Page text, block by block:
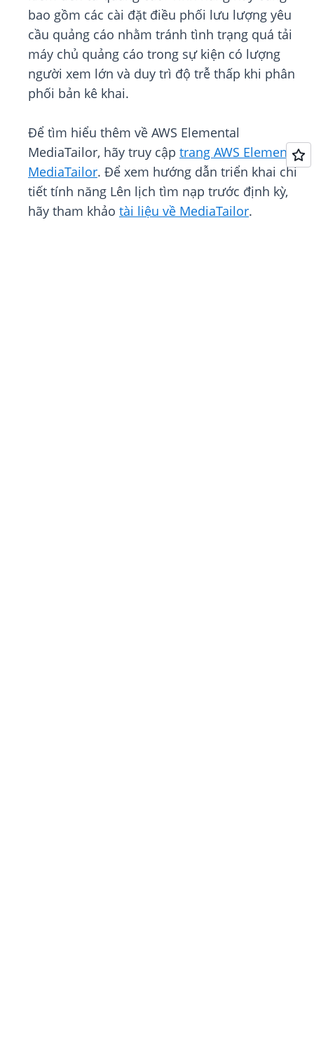
bao gồm các cài đặt điều phối lưu lượng yêu
cầu quảng cáo nhằm tránh tình trạng quá tải
máy chủ quảng cáo trong sự kiện có lượng
người xem lớn và duy trì độ trễ thấp khi phân
phối bản kê khai.
Để tìm hiểu thêm về AWS Elemental
MediaTailor, hãy truy cập trang AWS Elemental
MediaTailor. Để xem hướng dẫn triển khai chi
tiết tính năng Lên lịch tìm nạp trước định kỳ,
hãy tham khảo tài liệu về MediaTailor.